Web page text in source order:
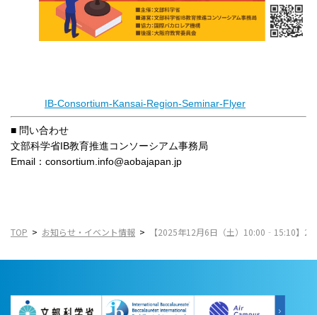
IB-Consortium-Kansai-Region-Seminar-Flyer
■ 問い合わせ
文部科学省IB教育推進コンソーシアム事務局
Email：consortium.info@aobajapan.jp
TOP お知らせ・イベント情報 【2025年12月6日（土）10:00‐15:10】